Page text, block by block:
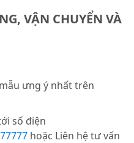
VẬN CHUYỂN VÀ
ưng ý nhất trên
số điện
hoặc Liên hệ tư vấn